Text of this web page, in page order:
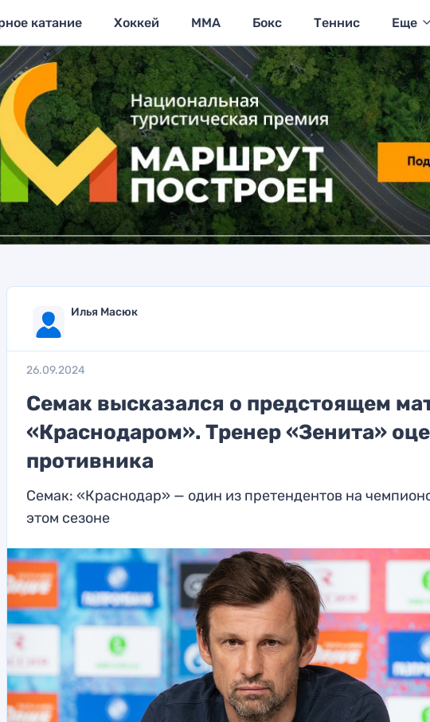
катание Хоккей MMA Бокс Теннис Еще
Илья Масюк
26.09.2024
Семак высказался о предстоящем
«Краснодаром». Тренер «Зенита»
противника
Семак: «Краснодар» — один из претендентов на
этом сезоне